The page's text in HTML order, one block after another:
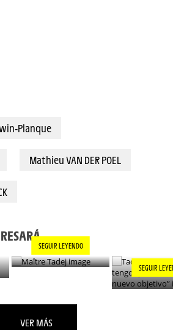
Planque
Mathieu VAN DER POEL
SEGUIR LEYENDO
SEGUIR
VER MÁS